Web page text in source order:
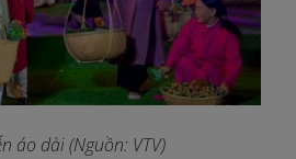
áo dài (Nguồn: VTV)